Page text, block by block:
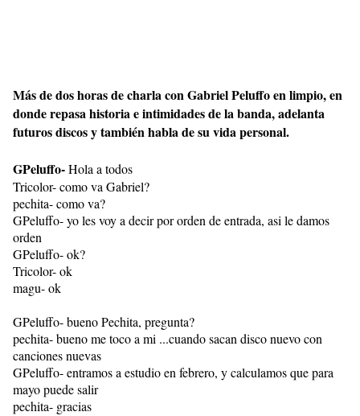
Más de dos horas de charla con Gabriel Peluffo en limpio, en
donde repasa historia e intimidades de la banda, adelanta
futuros discos y también habla de su vida personal.
GPeluffo-Hola a todos
Tricolor- como va Gabriel?
pechita- como va?
GPeluffo- yo les voy a decir por orden de entrada, asi le damos
orden
GPeluffo- ok?
Tricolor- ok
magu- ok
GPeluffo- bueno Pechita, pregunta?
pechita- bueno me toco a mi ...cuando sacan disco nuevo con
canciones nuevas
GPeluffo- entramos a estudio en febrero, y calculamos que para
mayo puede salir
pechita- gracias